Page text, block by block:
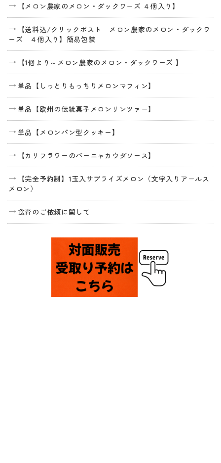
【メロン農家のメロン・ダックワーズ ４個入り】
【送料込/クリックポスト メロン農家のメロン・ダックワ
ーズ ４個入り】簡易包装
【1個より～メロン農家のメロン・ダックワーズ 】
単品【しっとりもっちりメロンマフィン】
単品【欧州の伝統菓子メロンリンツァー】
単品【メロンパン型クッキー】
【カリフラワーのバーニャカウダソース】
【完全予約制】1玉入サプライズメロン（文字入りアールス
メロン）
食育のご依頼に関して